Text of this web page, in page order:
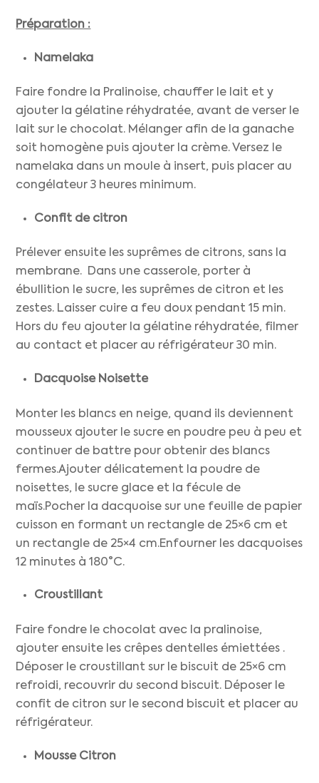
Préparation :
Namelaka
Faire fondre la Pralinoise, chauffer le lait et y
ajouter la gélatine réhydratée, avant de verser le
lait sur le chocolat. Mélanger afin de la ganache
soit homogène puis ajouter la crème. Versez le
namelaka dans un moule à insert, puis placer au
congélateur 3 heures minimum.
Confit de citron
Prélever ensuite les suprêmes de citrons, sans la
membrane. Dans une casserole, porter à
ébullition le sucre, les suprêmes de citron et les
zestes. Laisser cuire a feu doux pendant 15 min.
Hors du feu ajouter la gélatine réhydratée, filmer
au contact et placer au réfrigérateur 30 min.
Dacquoise Noisette
Monter les blancs en neige, quand ils deviennent
mousseux ajouter le sucre en poudre peu à peu et
continuer de battre pour obtenir des blancs
fermes.Ajouter délicatement la poudre de
noisettes, le sucre glace et la fécule de
maïs.Pocher la dacquoise sur une feuille de papier
cuisson en formant un rectangle de 25×6 cm et
un rectangle de 25×4 cm.Enfourner les dacquoises
12 minutes à 180°C.
Croustillant
Faire fondre le chocolat avec la pralinoise,
ajouter ensuite les crêpes dentelles émiettées .
Déposer le croustillant sur le biscuit de 25×6 cm
refroidi, recouvrir du second biscuit. Déposer le
confit de citron sur le second biscuit et placer au
réfrigérateur.
Mousse Citron